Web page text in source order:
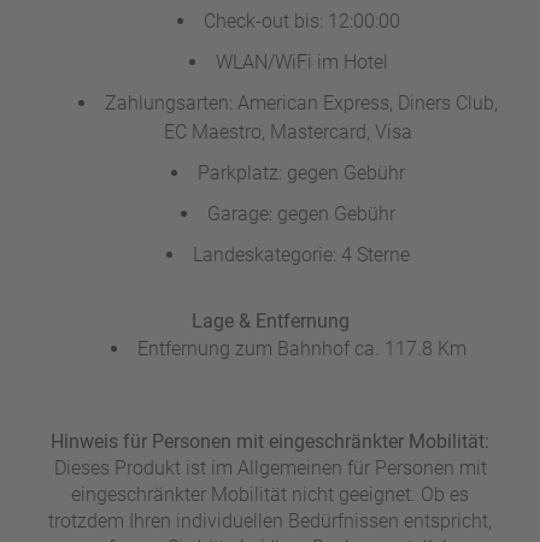
Check-out bis: 12:00:00
WLAN/WiFi im Hotel
Zahlungsarten: American Express, Diners Club,
EC Maestro, Mastercard, Visa
Parkplatz: gegen Gebühr
Garage: gegen Gebühr
Landeskategorie: 4 Sterne
Lage & Entfernung
Entfernung zum Bahnhof ca. 117.8 Km
Hinweis für Personen mit eingeschränkter Mobilität:
Dieses Produkt ist im Allgemeinen für Personen mit
eingeschränkter Mobilität nicht geeignet. Ob es
trotzdem Ihren individuellen Bedürfnissen entspricht,